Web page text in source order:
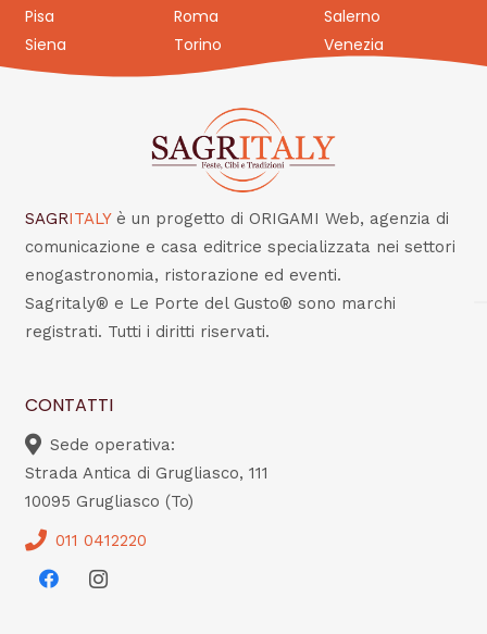
Pisa
Roma
Salerno
Siena
Torino Venezia
SAGRITALY è un progetto di ORIGAMI Web, agenzia di
comunicazione e casa editrice specializzata nei settori
enogastronomia, ristorazione ed eventi.
Sagritaly® e Le Porte del Gusto® sono marchi
registrati. Tutti i diritti riservati.
CONTATTI
Sede operativa:
Strada Antica di Grugliasco, 111
10095 Grugliasco (To)
011 0412220